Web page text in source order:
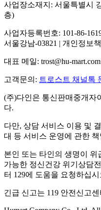
사업장소재지: 서울특별시
층)
사업자등록번호: 101-86-
서울강남-03821 | 개인정보
대표 메일: trost@hu-mart.com
고객문의: 트로스트 채널톡
(주)다인은 통신판매중개자
다.
다만, 상담 서비스 이용 및
대 등 서비스 운영에 관한
본인 또는 타인의 생명이
가능한 정신건강 위기상담
터 129에 도움을 요청하십시
긴급 신고는 119 안전신고